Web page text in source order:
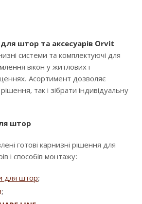
для штор та аксесуарів Orvit
системи та комплектуючі для
вікон у житлових і
Асортимент дозволяє
так і зібрати індивідуальну
штор
готові карнизні рішення для
і способів монтажу:
для штор;
;